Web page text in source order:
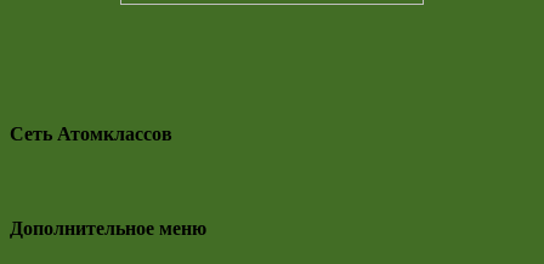
Сеть Атомклассов
Дополнительное меню